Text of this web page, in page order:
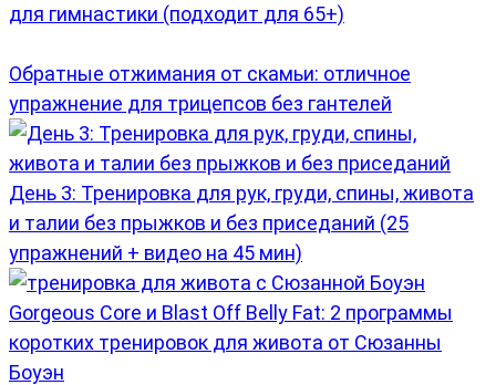
для гимнастики (подходит для 65+)
Обратные отжимания от скамьи: отличное
упражнение для трицепсов без гантелей
День 3: Тренировка для рук, груди, спины, живота
и талии без прыжков и без приседаний (25
упражнений + видео на 45 мин)
Gorgeous Core и Blast Off Belly Fat: 2 программы
коротких тренировок для живота от Сюзанны
Боуэн